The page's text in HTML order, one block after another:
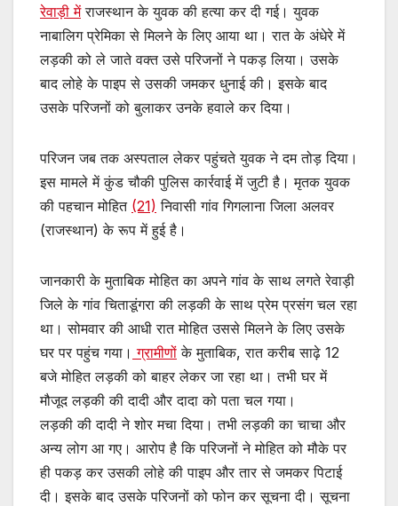
रेवाड़ी मेंराजस्थान के युवक की हत्या कर दी गई। युवक
नाबालिग प्रेमिका से मिलने के लिए आया था। रात के अंधेरे में
लड़की को ले जाते वक्त उसे परिजनों ने पकड़ लिया। उसके
बाद लोहे के पाइप से उसकी जमकर धुनाई की। इसके बाद
उसके परिजनों को बुलाकर उनके हवाले कर दिया।
परिजन जब तक अस्पताल लेकर पहुंचते युवक ने दम तोड़ दिया।
इस मामले में कुंड चौकी पुलिस कार्रवाई में जुटी है। मृतक युवक
की पहचान मोहित (21) निवासी गांव गिगलाना जिला अलवर
(राजस्थान) के रूप में हुई है।
जानकारी के मुताबिक मोहित का अपने गांव के साथ लगते रेवाड़ी
जिले के गांव चिताडूंगरा की लड़की के साथ प्रेम प्रसंग चल रहा
था। सोमवार की आधी रात मोहित उससे मिलने के लिए उसके
घर पर पहुंच गया। ग्रामीणों के मुताबिक, रात करीब साढ़े 12
बजे मोहित लड़की को बाहर लेकर जा रहा था। तभी घर में
मौजूद लड़की की दादी और दादा को पता चल गया।
लड़की की दादी ने शोर मचा दिया। तभी लड़की का चाचा और
अन्य लोग आ गए। आरोप है कि परिजनों ने मोहित को मौके पर
ही पकड़ कर उसकी लोहे की पाइप और तार से जमकर पिटाई
दी। इसके बाद उसके परिजनों को फोन कर सूचना दी। सूचना